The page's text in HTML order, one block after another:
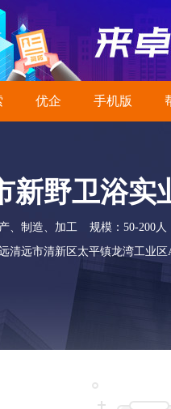
优企 手机版
新野卫浴实
、制造、加工
规模：50-200人
清远市清新区太平镇龙湾工业区